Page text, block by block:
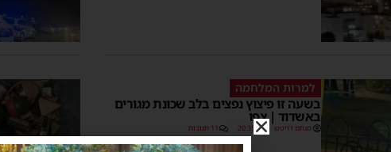
למרות המלחמה
בשעה זו פיצוץ נפצים בלב שכונת מגורים
באשדוד | צפו
מנחם דויטש 20:35 11 תגובות